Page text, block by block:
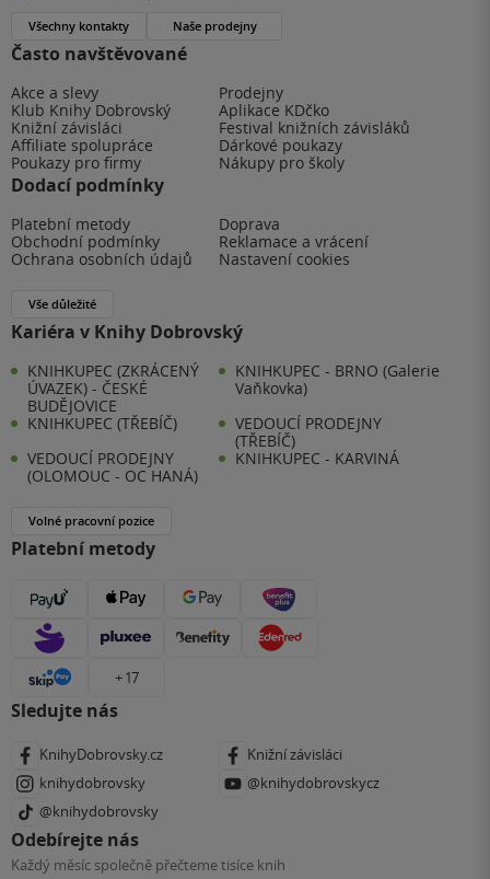
Často navštěvované
Akce a slevy
Prodejny
Klub Knihy Dobrovský
Aplikace KDčko
Knižní závisláci
Festival knižních závisláků
Affiliate spolupráce
Dárkové poukazy
Poukazy pro firmy
Nákupy pro školy
Dodací podmínky
Platební metody
Doprava
Obchodní podmínky
Reklamace a vrácení
Ochrana osobních údajů
Nastavení cookies
Vše důležité
Kariéra v Knihy Dobrovský
KNIHKUPEC (ZKRÁCENÝ
ÚVAZEK) - ČESKÉ
BUDĚJOVICE
KNIHKUPEC - BRNO (Galerie
Vaňkovka)
KNIHKUPEC (TŘEBÍČ)
VEDOUCÍ PRODEJNY
(TŘEBÍČ)
VEDOUCÍ PRODEJNY
(OLOMOUC - OC HANÁ)
KNIHKUPEC - KARVINÁ
Volné pracovní pozice
Platební metody
+ 17
Sledujte nás
KnihyDobrovsky.cz
Knižní závisláci
knihydobrovsky
@knihydobrovskycz
@knihydobrovsky
Odebírejte nás
Každý měsíc společně přečteme tisíce knih
Všechny kontakty Naše prodejny